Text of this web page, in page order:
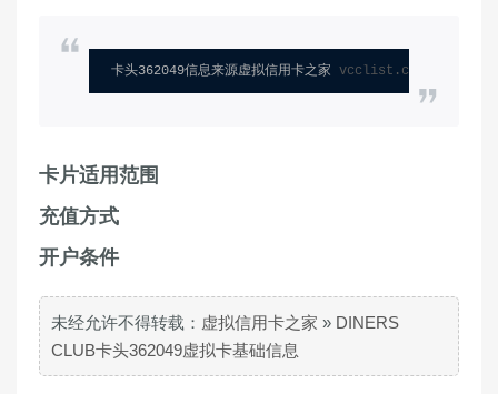
卡头362049信息来源虚拟信用卡之家 vcclist.com
卡片适用范围
充值方式
开户条件
未经允许不得转载： 虚拟信用卡之家 » DINERS
CLUB卡头362049虚拟卡基础信息